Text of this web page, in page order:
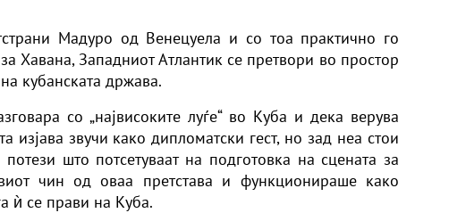
Мадуро од Венецуела и со тоа практично го
Хавана, Западниот Атлантик се претвори во простор
кубанската држава.
со „највисоките луѓе“ во Куба и дека верува
изјава звучи како дипломатски гест, но зад неа стои
што потсетуваат на подготовка на сцената за
чин од оваа претстава и функционираше како
ѝ се прави на Куба.